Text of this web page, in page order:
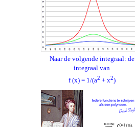
Naar de volgende integraal: de
integraal van
f (x) = 1/(a2 + x2)